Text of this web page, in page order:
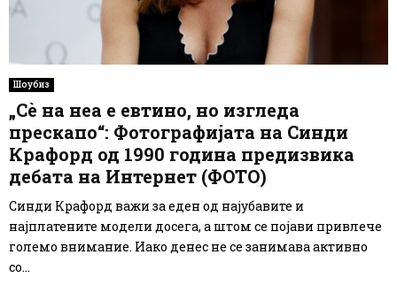
Шоубиз
„Сè на неа е евтино, но изгледа
прескапо“: Фотографијата на Синди
Крафорд од 1990 година предизвика
дебата на Интернет (ФОТО)
Синди Крафорд важи за еден од најубавите и
најплатените модели досега, а штом се појави привлече
големо внимание. Иако денес не се занимава активно
со...